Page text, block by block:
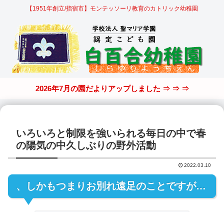
【1951年創立/指宿市】モンテッソーリ教育のカトリック幼稚園
2026年7月の園だよりアップしました ⇒ ⇒ ⇒
いろいろと制限を強いられる毎日の中で春
の陽気の中久しぶりの野外活動
2022.03.10
、しかもつまりお別れ遠足のことですが…